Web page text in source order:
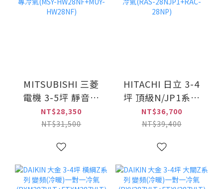
MITSUBISHI 三菱
電機 3-5坪 靜音大
師HW 變頻分離式冷
專冷氣(MSY-
HW28NF)
NT$28,350
NT$31,500
HITACHI 日立 3-4
坪 頂級N/JP1系列
變頻(冷暖)一對一冷
氣(RAS-
28NP)
NT$36,700
NT$39,400